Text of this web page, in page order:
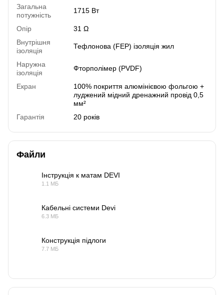
Загальна
потужність
1715 Вт
Опір
31 Ω
Внутрішня
ізоляція
Тефлонова (FEP) ізоляція жил
Наружна
ізоляція
Фторполімер (PVDF)
Екран
100% покриття алюмінієвою фольгою +
луджений мідний дренажний провід 0,5
мм²
Гарантія
20 років
Файли
Інструкція к матам DEVI
1.1 МБ
Кабельні системи Devi
6.3 МБ
Конструкція підлоги
7.7 МБ